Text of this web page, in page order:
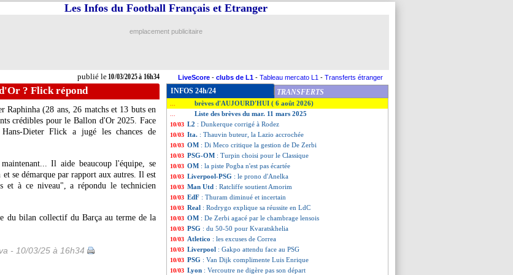
publié le10/03/2025 à 16h34
Les Infos du Football Français et Etranger
emplacement publicitaire
LiveScore - clubs de L1 - Tableau mercato L1 - Transferts étranger
? Flick répond
Raphinha (28 ans, 26 matchs et 13 buts en
crédibles pour le Ballon d'Or 2025. Face
Dieter Flick a jugé les chances de
Il aide beaucoup l'équipe, se
se démarque par rapport aux autres. Il est
et à ce niveau", a répondu le technicien
du bilan collectif du Barça au terme de la
- 10/03/25 à 16h34
INFOS 24h/24 TRANSFERTS
brèves d'AUJOURD'HUI ( 6 août 2026)
Liste des brèves du mar. 11 mars 2025
10/03 L2 : Dunkerque corrigé à Rodez
10/03 Ita. : Thauvin buteur, la Lazio accrochée
10/03 OM : Di Meco critique la gestion de De Zerbi
10/03 PSG-OM : Turpin choisi pour le Classique
10/03 OM : la piste Pogba n'est pas écartée
10/03 Liverpool-PSG : le prono d'Anelka
10/03 Man Utd : Ratcliffe soutient Amorim
10/03 EdF : Thuram diminué et incertain
10/03 Real : Rodrygo explique sa réussite en LdC
10/03 OM : De Zerbi agacé par le chambrage lensois
10/03 PSG : du 50-50 pour Kvaratskhelia
10/03 Atletico : les excuses de Correa
10/03 Liverpool : Gakpo attendu face au PSG
10/03 PSG : Van Dijk complimente Luis Enrique
10/03 Lyon : Vercoutre ne digère pas son départ